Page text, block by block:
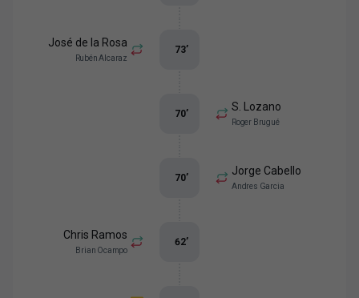
José de la Rosa
Rubén Alcaraz
73’
S. Lozano
Roger Brugué
70’
Jorge Cabello
Andres Garcia
70’
Chris Ramos
Brian Ocampo
62’